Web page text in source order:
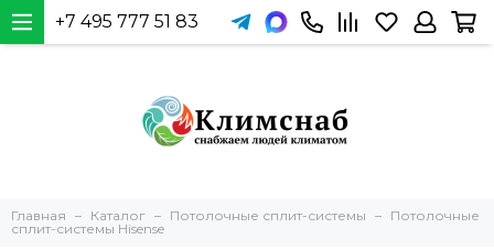
+7 495 777 51 83
Главная Каталог Потолочные сплит-системы
Потолочные
сплит-системы Hisense